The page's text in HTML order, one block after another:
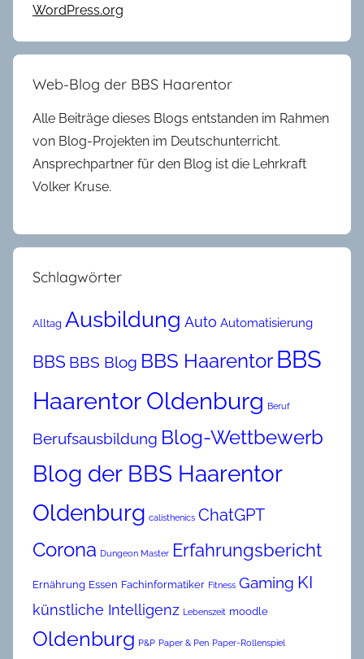
0
0
WordPress.org
Web-Blog der BBS Haarentor
Alle Beiträge dieses Blogs entstanden im Rahmen
von Blog-Projekten im Deutschunterricht.
Ansprechpartner für den Blog ist die Lehrkraft
Volker Kruse.
Schlagwörter
Alltag Ausbildung Auto Automatisierung
BBS BBS Blog BBS Haarentor BBS
Haarentor Oldenburg Beruf
Berufsausbildung Blog-Wettbewerb
Blog der BBS Haarentor
Oldenburg calisthenics ChatGPT
Corona Dungeon Master Erfahrungsbericht
Ernährung Essen Fachinformatiker Fitness Gaming KI
künstliche Intelligenz Lebenszeit moodle
Oldenburg P&P Paper & Pen Paper-Rollenspiel